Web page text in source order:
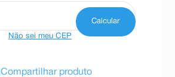
Não sei meu CEP
Compartilhar produto